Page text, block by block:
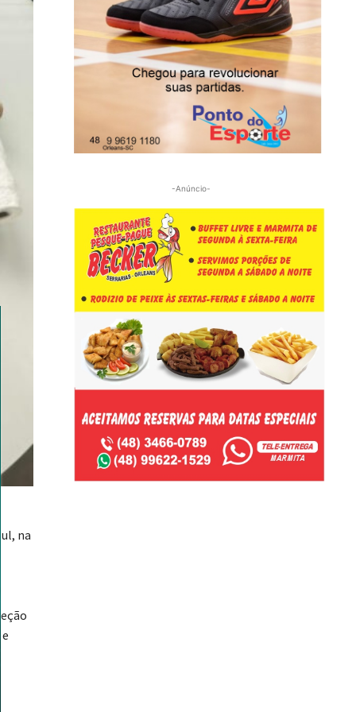
na
-Anúncio-